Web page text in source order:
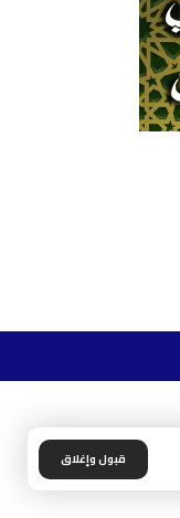
قبول وإغلاق